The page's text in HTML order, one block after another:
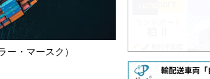
ー・マースク）